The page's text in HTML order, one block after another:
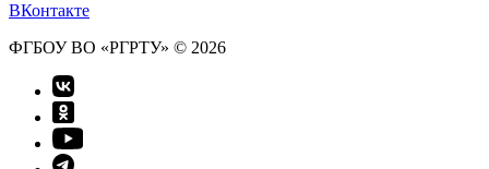
ВКонтакте
ФГБОУ ВО «РГРТУ» © 2026